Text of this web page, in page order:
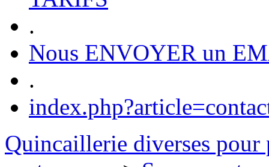
.
Nous ENVOYER un
.
Quincaillerie diverses pour